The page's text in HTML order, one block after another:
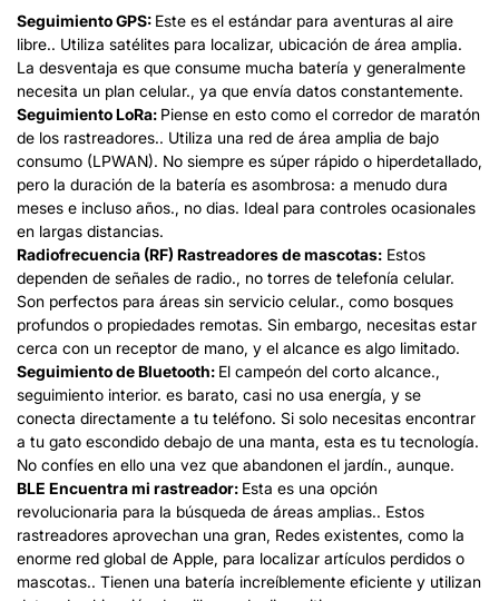
Seguimiento GPS: Este es el estándar para aventuras al aire
libre.. Utiliza satélites para localizar, ubicación de área amplia.
La desventaja es que consume mucha batería y generalmente
necesita un plan celular., ya que envía datos constantemente.
Seguimiento LoRa: Piense en esto como el corredor de maratón
de los rastreadores.. Utiliza una red de área amplia de bajo
consumo (LPWAN). No siempre es súper rápido o hiperdetallado,
pero la duración de la batería es asombrosa: a menudo dura
meses e incluso años., no dias. Ideal para controles ocasionales
en largas distancias.
Radiofrecuencia (RF) Rastreadores de mascotas: Estos
dependen de señales de radio., no torres de telefonía celular.
Son perfectos para áreas sin servicio celular., como bosques
profundos o propiedades remotas. Sin embargo, necesitas estar
cerca con un receptor de mano, y el alcance es algo limitado.
Seguimiento de Bluetooth: El campeón del corto alcance.,
seguimiento interior. es barato, casi no usa energía, y se
conecta directamente a tu teléfono. Si solo necesitas encontrar
a tu gato escondido debajo de una manta, esta es tu tecnología.
No confíes en ello una vez que abandonen el jardín., aunque.
BLE Encuentra mi rastreador: Esta es una opción
revolucionaria para la búsqueda de áreas amplias.. Estos
rastreadores aprovechan una gran, Redes existentes, como la
enorme red global de Apple, para localizar artículos perdidos o
mascotas.. Tienen una batería increíblemente eficiente y utilizan